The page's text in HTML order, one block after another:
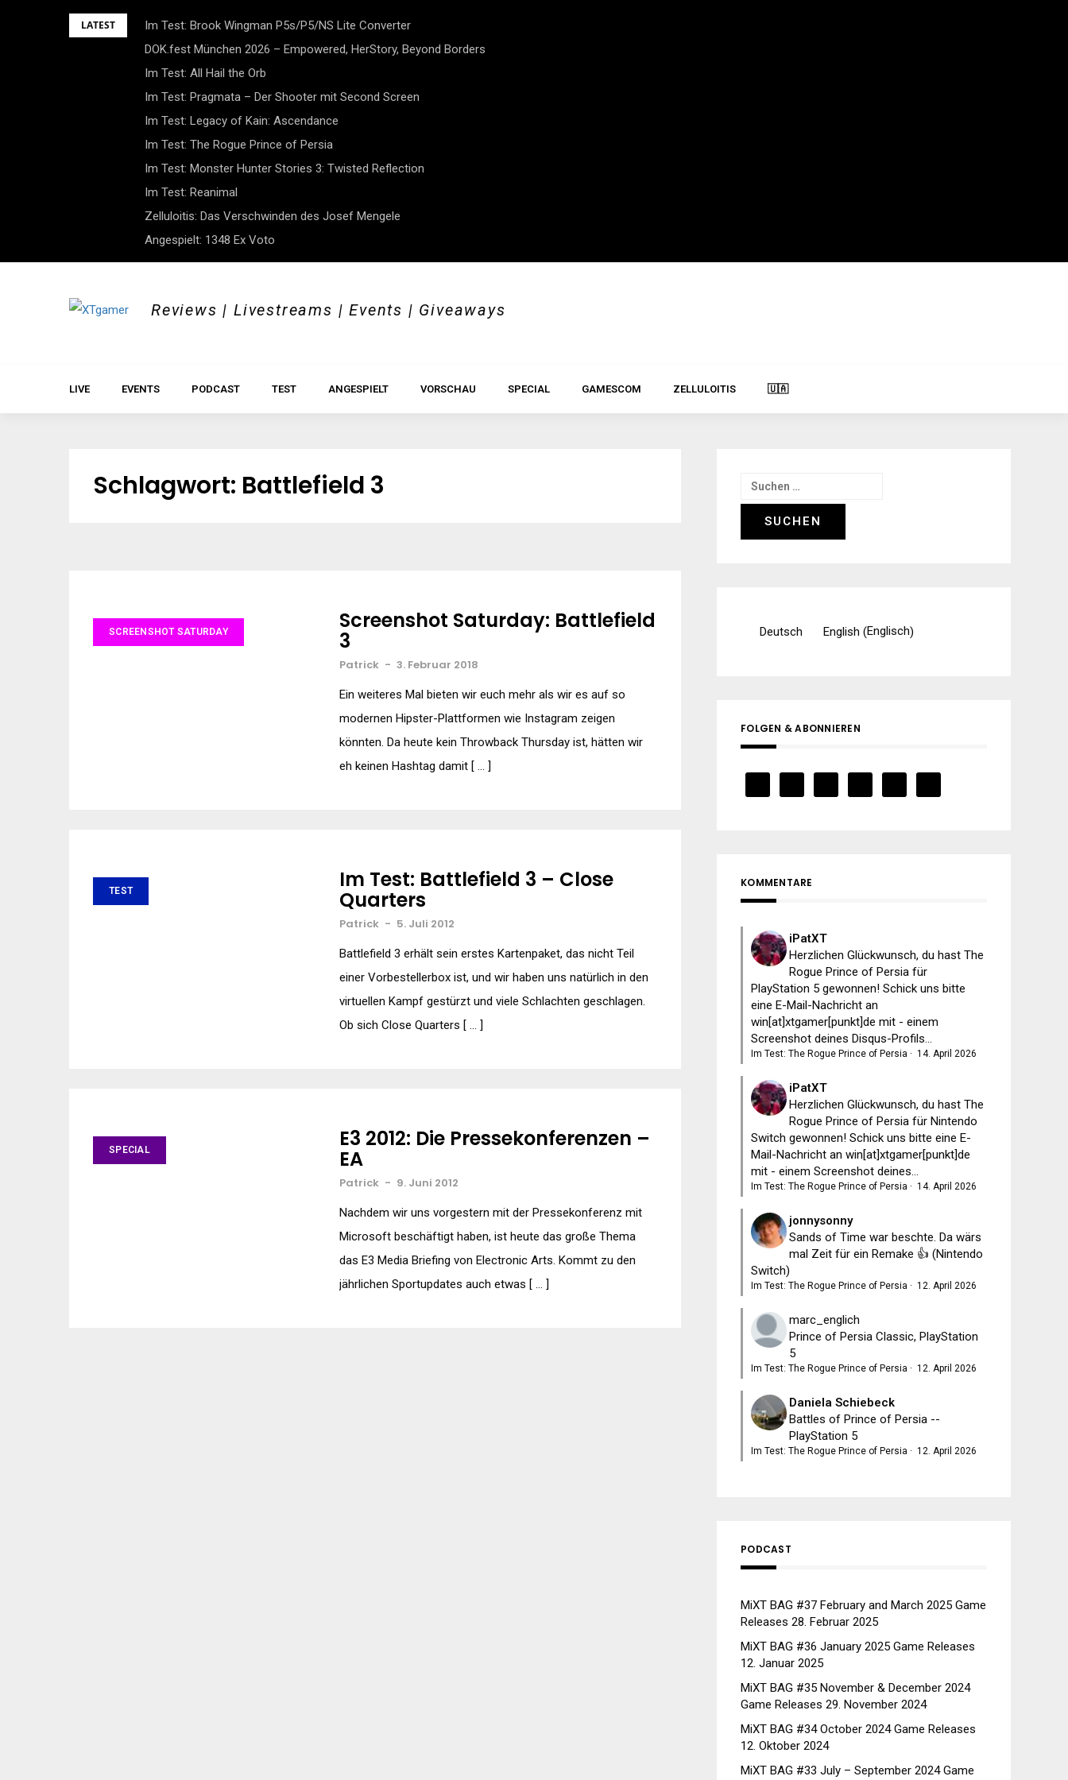
LATEST
Im Test: Brook Wingman P5s/P5/NS Lite Converter
DOK.fest München 2026 – Empowered, HerStory, Beyond Borders
Im Test: All Hail the Orb
Im Test: Pragmata – Der Shooter mit Second Screen
Im Test: Legacy of Kain: Ascendance
Im Test: The Rogue Prince of Persia
Im Test: Monster Hunter Stories 3: Twisted Reflection
Im Test: Reanimal
Zelluloitis: Das Verschwinden des Josef Mengele
Angespielt: 1348 Ex Voto
Reviews | Livestreams | Events | Giveaways
LIVE EVENTS PODCAST TEST ANGESPIELT VORSCHAU SPECIAL GAMESCOM ZELLULOITIS 🇺🇦
Schlagwort: Battlefield 3
SCREENSHOT SATURDAY Screenshot Saturday: Battlefield
3
Patrick - 3. Februar 2018
Ein weiteres Mal bieten wir euch mehr als wir es auf so
modernen Hipster-Plattformen wie Instagram zeigen
könnten. Da heute kein Throwback Thursday ist, hätten wir
eh keinen Hashtag damit [ … ]
TEST Im Test: Battlefield 3 – Close
Quarters
Patrick - 5. Juli 2012
Battlefield 3 erhält sein erstes Kartenpaket, das nicht Teil
einer Vorbestellerbox ist, und wir haben uns natürlich in den
virtuellen Kampf gestürzt und viele Schlachten geschlagen.
Ob sich Close Quarters [ … ]
SPECIAL E3 2012: Die Pressekonferenzen –
EA
Patrick - 9. Juni 2012
Nachdem wir uns vorgestern mit der Pressekonferenz mit
Microsoft beschäftigt haben, ist heute das große Thema
das E3 Media Briefing von Electronic Arts. Kommt zu den
jährlichen Sportupdates auch etwas [ … ]
Suchen
nach:
Deutsch English (Englisch)
FOLGEN & ABONNIEREN
KOMMENTARE
iPatXT
Herzlichen Glückwunsch, du hast The
Rogue Prince of Persia für
PlayStation 5 gewonnen! Schick uns bitte
eine E-Mail-Nachricht an
win[at]xtgamer[punkt]de mit - einem
Screenshot deines Disqus-Profils...
Im Test: The Rogue Prince of Persia · 14. April 2026
iPatXT
Herzlichen Glückwunsch, du hast The
Rogue Prince of Persia für Nintendo
Switch gewonnen! Schick uns bitte eine E-
Mail-Nachricht an win[at]xtgamer[punkt]de
mit - einem Screenshot deines...
Im Test: The Rogue Prince of Persia · 14. April 2026
jonnysonny
Sands of Time war beschte. Da wärs
mal Zeit für ein Remake 👍 (Nintendo
Switch)
Im Test: The Rogue Prince of Persia · 12. April 2026
marc_englich
Prince of Persia Classic, PlayStation
5
Im Test: The Rogue Prince of Persia · 12. April 2026
Daniela Schiebeck
Battles of Prince of Persia --
PlayStation 5
Im Test: The Rogue Prince of Persia · 12. April 2026
PODCAST
MiXT BAG #37 February and March 2025 Game
Releases 28. Februar 2025
MiXT BAG #36 January 2025 Game Releases
12. Januar 2025
MiXT BAG #35 November & December 2024
Game Releases 29. November 2024
MiXT BAG #34 October 2024 Game Releases
12. Oktober 2024
MiXT BAG #33 July – September 2024 Game